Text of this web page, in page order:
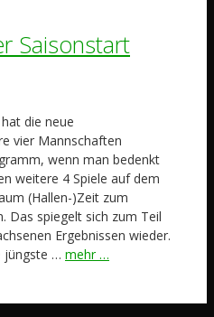
Saisonstart
die neue
vier Mannschaften
wenn man bedenkt
weitere 4 Spiele auf dem
(Hallen-)Zeit zum
Das spiegelt sich zum Teil
Ergebnissen wieder.
jüngste … mehr …